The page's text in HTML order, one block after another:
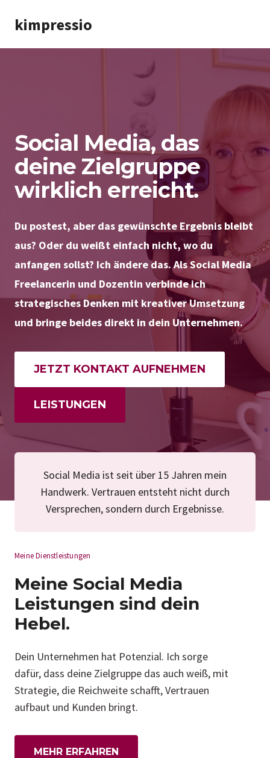
Inhaltkimpressio
Social Media, das
deine Zielgruppe
wirklich erreicht.
Du postest, aber das gewünschte Ergebnis bleibt
aus? Oder du weißt einfach nicht, wo du
anfangen sollst? Ich ändere das. Als Social Media
Freelancerin und Dozentin verbinde ich
strategisches Denken mit kreativer Umsetzung
und bringe beides direkt in dein Unternehmen.
JETZT KONTAKT AUFNEHMEN
LEISTUNGEN
Social Media ist seit über 15 Jahren mein
Handwerk. Vertrauen entsteht nicht durch
Versprechen, sondern durch Ergebnisse.
Meine Dienstleistungen
Meine Social Media
Leistungen sind dein
Hebel.
Dein Unternehmen hat Potenzial. Ich sorge
dafür, dass deine Zielgruppe das auch weiß, mit
Strategie, die Reichweite schafft, Vertrauen
aufbaut und Kunden bringt.
MEHR ERFAHREN